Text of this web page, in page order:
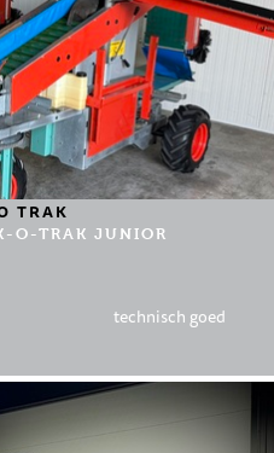
TRAK
O-TRAK JUNIOR
technisch goed